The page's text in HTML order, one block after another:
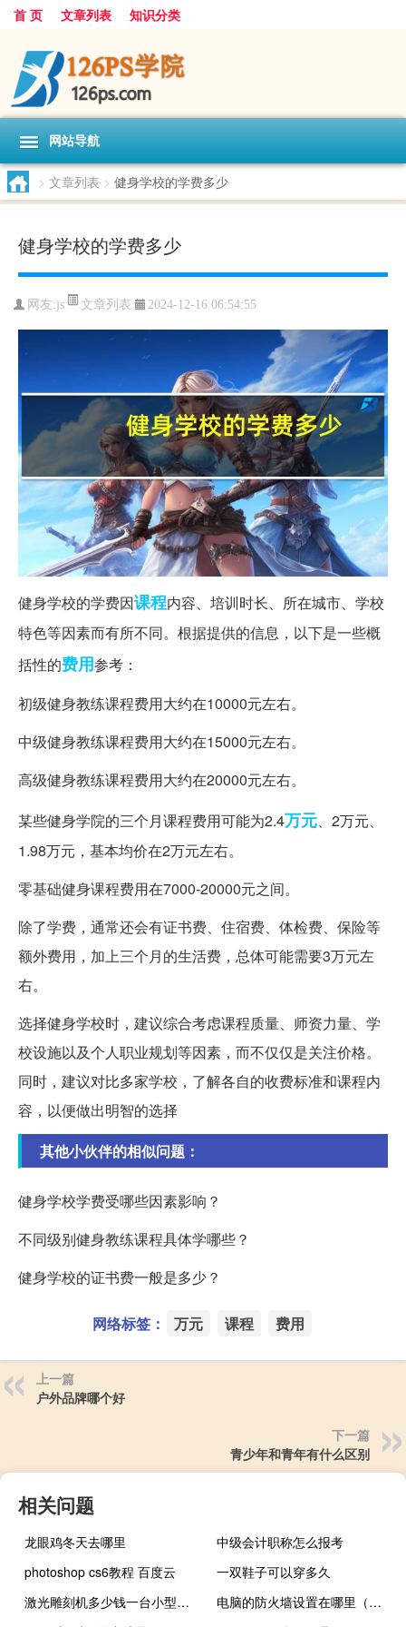
首 页 文章列表 知识分类
网站导航
> 文章列表 > 健身学校的学费多少
健身学校的学费多少
网友:js 文章列表 2024-12-16 06:54:55
健身学校的学费因课程内容、培训时长、所在城市、学校
特色等因素而有所不同。根据提供的信息，以下是一些概
括性的费用参考：
初级健身教练课程费用大约在10000元左右。
中级健身教练课程费用大约在15000元左右。
高级健身教练课程费用大约在20000元左右。
某些健身学院的三个月课程费用可能为2.4万元、2万元、
1.98万元，基本均价在2万元左右。
零基础健身课程费用在7000-20000元之间。
除了学费，通常还会有证书费、住宿费、体检费、保险等
额外费用，加上三个月的生活费，总体可能需要3万元左
右。
选择健身学校时，建议综合考虑课程质量、师资力量、学
校设施以及个人职业规划等因素，而不仅仅是关注价格。
同时，建议对比多家学校，了解各自的收费标准和课程内
容，以便做出明智的选择
其他小伙伴的相似问题：
健身学校学费受哪些因素影响？
不同级别健身教练课程具体学哪些？
健身学校的证书费一般是多少？
网络标签： 万元 课程 费用
上一篇
户外品牌哪个好
下一篇
青少年和青年有什么区别
相关问题
龙眼鸡冬天去哪里
中级会计职称怎么报考
photoshop cs6教程 百度云
一双鞋子可以穿多久
激光雕刻机多少钱一台小型合肥（激光雕刻机多少钱一台）
电脑的防火墙设置在哪里（防火墙设置在哪里）